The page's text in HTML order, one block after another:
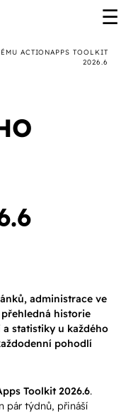
ACTIONAPPS TOOLKIT
2026.6
administrace ve
historie
statistiky u každého
pohodlí
Toolkit 2026.6.
pár týdnů, přináší